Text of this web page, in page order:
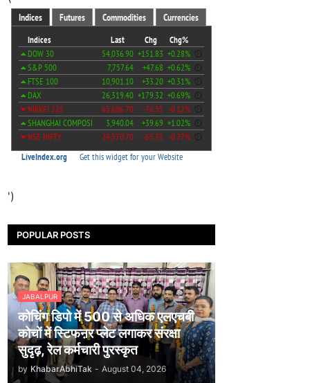
')
POPULAR POSTS
JABALPUR
कोचिंग डिपो में 500 से अधिक एलएचबी
कोचों में स्टिफऩर प्लेट लगाकर संरक्षा
सुदृढ़, रेल कर्मचारी पुरस्कृत
by KhabarAbhiTak - August 04, 2026